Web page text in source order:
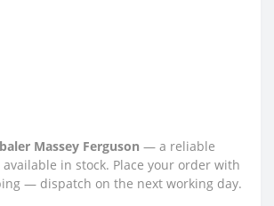
Massey Ferguson — a reliable
in stock. Place your order with
— dispatch on the next working day.